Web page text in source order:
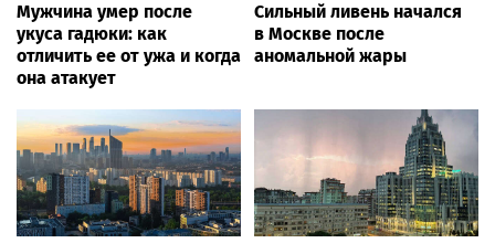
Мужчина умер после
укуса гадюки: как
отличить ее от ужа и когда
она атакует
Сильный ливень начался
в Москве после
аномальной жары